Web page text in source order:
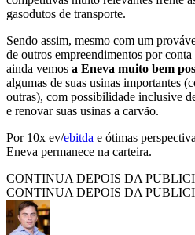
gasodutos de transporte.
Sendo assim, mesmo com um
de outros empreendimentos por
ainda vemos a Eneva muito bem
algumas de suas usinas importantes
outras), com possibilidade inclusive
e renovar suas usinas a carvão.
Por 10x ev/ebitda e ótimas
Eneva permanece na carteira.
CONTINUA DEPOIS DA
CONTINUA DEPOIS DA